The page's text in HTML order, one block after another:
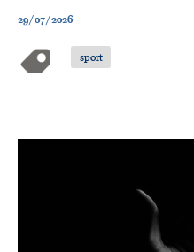
29/07/2026
sport